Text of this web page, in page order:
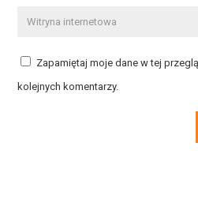
Zapamiętaj moje dane w tej
kolejnych komentarzy.